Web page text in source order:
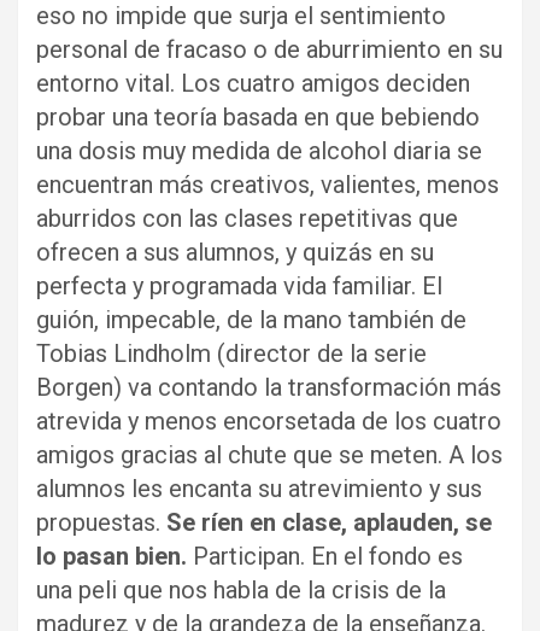
eso no impide que surja el sentimiento
personal de fracaso o de aburrimiento en su
entorno vital. Los cuatro amigos deciden
probar una teoría basada en que bebiendo
una dosis muy medida de alcohol diaria se
encuentran más creativos, valientes, menos
aburridos con las clases repetitivas que
ofrecen a sus alumnos, y quizás en su
perfecta y programada vida familiar. El
guión, impecable, de la mano también de
Tobias Lindholm (director de la serie
Borgen) va contando la transformación más
atrevida y menos encorsetada de los cuatro
amigos gracias al chute que se meten. A los
alumnos les encanta su atrevimiento y sus
propuestas. Se ríen en clase, aplauden, se
lo pasan bien. Participan. En el fondo es
una peli que nos habla de la crisis de la
madurez y de la grandeza de la enseñanza.